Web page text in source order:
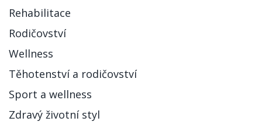
Rehabilitace
Rodičovství
Wellness
Těhotenství a rodičovství
Sport a wellness
Zdravý životní styl